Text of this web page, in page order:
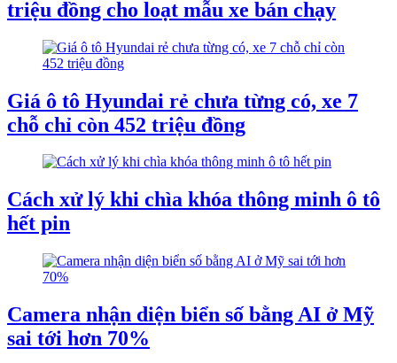
triệu đồng cho loạt mẫu xe bán chạy
Giá ô tô Hyundai rẻ chưa từng có, xe 7
chỗ chỉ còn 452 triệu đồng
Cách xử lý khi chìa khóa thông minh ô tô
hết pin
Camera nhận diện biển số bằng AI ở Mỹ
sai tới hơn 70%